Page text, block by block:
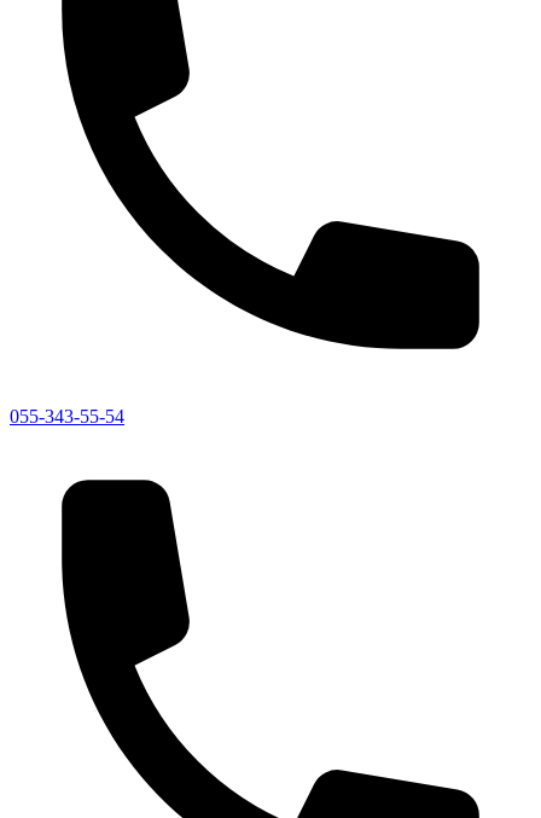
055-343-55-54